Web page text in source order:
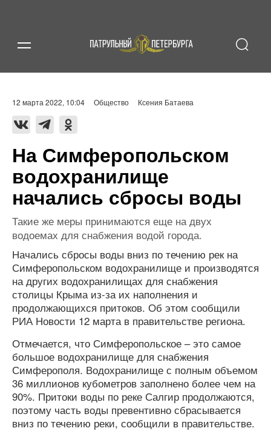
12 марта 2022, 10:04 Общество Ксения Батаева
На Симферопольском
водохранилище
начались сбросы воды
Такие же меры принимаются еще на двух
водоемах для снабжения водой города.
Начались сбросы воды вниз по течению рек на
Симферопольском водохранилище и производятся
на других водохранилищах для снабжения
столицы Крыма из-за их наполнения и
продолжающихся притоков. Об этом сообщили
РИА Новости 12 марта в правительстве региона.
Отмечается, что Симферопольское – это самое
большое водохранилище для снабжения
Симферополя. Водохранилище с полным объемом
36 миллионов кубометров заполнено более чем на
90%. Притоки воды по реке Салгир продолжаются,
поэтому часть воды превентивно сбрасывается
вниз по течению реки, сообщили в правительстве.